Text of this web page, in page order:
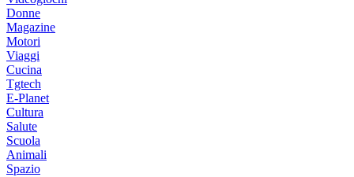
Donne
Magazine
Motori
Viaggi
Cucina
Tgtech
E-Planet
Cultura
Salute
Scuola
Animali
Spazio